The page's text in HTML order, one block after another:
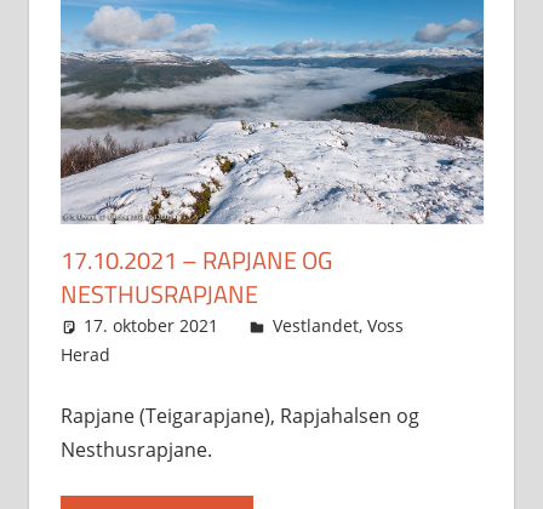
17.10.2021 – RAPJANE OG
NESTHUSRAPJANE
17. oktober 2021 Svein
Vestlandet, Voss
Herad
Rapjane (Teigarapjane), Rapjahalsen og
Nesthusrapjane.